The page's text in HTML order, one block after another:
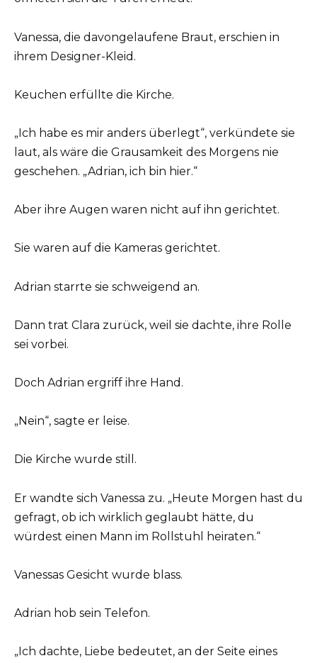
Vanessa, die davongelaufene Braut, erschien in
ihrem Designer-Kleid.
Keuchen erfüllte die Kirche.
„Ich habe es mir anders überlegt“, verkündete sie
laut, als wäre die Grausamkeit des Morgens nie
geschehen. „Adrian, ich bin hier.“
Aber ihre Augen waren nicht auf ihn gerichtet.
Sie waren auf die Kameras gerichtet.
Adrian starrte sie schweigend an.
Dann trat Clara zurück, weil sie dachte, ihre Rolle
sei vorbei.
Doch Adrian ergriff ihre Hand.
„Nein“, sagte er leise.
Die Kirche wurde still.
Er wandte sich Vanessa zu. „Heute Morgen hast du
gefragt, ob ich wirklich geglaubt hätte, du
würdest einen Mann im Rollstuhl heiraten.“
Vanessas Gesicht wurde blass.
Adrian hob sein Telefon.
„Ich dachte, Liebe bedeutet, an der Seite eines